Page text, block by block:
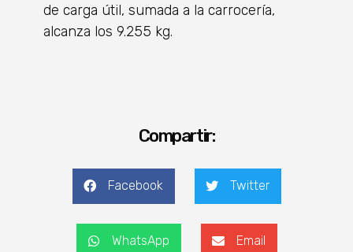
de carga útil, sumada a la carrocería,
alcanza los 9.255 kg.
Compartir:
Facebook Twitter
WhatsApp Email